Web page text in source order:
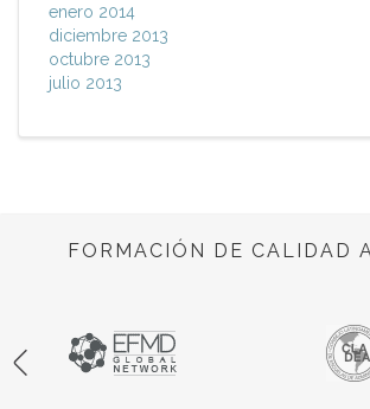
enero 2014
diciembre 2013
octubre 2013
julio 2013
FORMACIÓN DE CALIDAD